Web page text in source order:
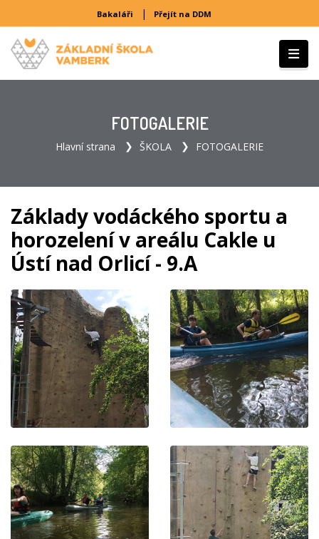
Bakaláři | Přejít na DDM
FOTOGALERIE
Hlavní strana ŠKOLA FOTOGALERIE
Základy vodáckého sportu a
horozelení v areálu Cakle u
Ústí nad Orlicí - 9.A